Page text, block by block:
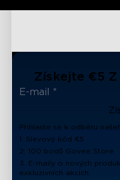
Získejte €5
Přihlaste se k odběru
1. Slevový kód €5
2. 100 bodů Govee Store
3. E-maily o nových
exkluzivních akcích